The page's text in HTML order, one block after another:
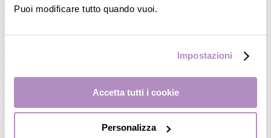
Puoi modificare tutto quando vuoi.
Impostazioni
Accetta tutti i cookie
Personalizza
―Succhietti
Conservalatte Materno
―Massaggiagengive